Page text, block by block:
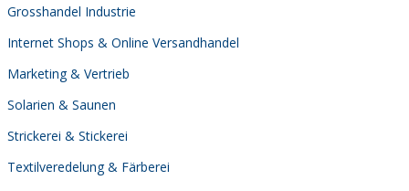
Grosshandel Industrie
Internet Shops & Online Versandhandel
Marketing & Vertrieb
Solarien & Saunen
Strickerei & Stickerei
Textilveredelung & Färberei